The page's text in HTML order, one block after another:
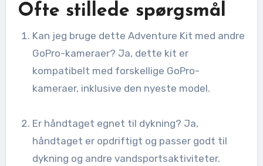
Ofte stillede spørgsmål
Kan jeg bruge dette Adventure Kit med andre
GoPro-kameraer? Ja, dette kit er
kompatibelt med forskellige GoPro-
kameraer, inklusive den nyeste model.
Er håndtaget egnet til dykning? Ja,
håndtaget er opdriftigt og passer godt til
dykning og andre vandsportsaktiviteter.